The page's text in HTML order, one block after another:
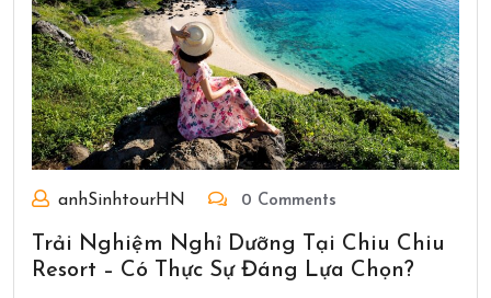
anhSinhtourHN 0 Comments
Trải Nghiệm Nghỉ Dưỡng Tại Chiu Chiu
Resort – Có Thực Sự Đáng Lựa Chọn?